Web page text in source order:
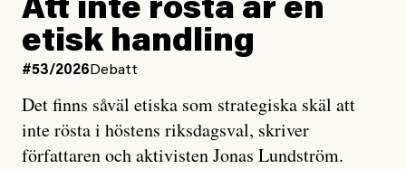
och då ska en efterforska diskret, just för att inte skapa
oro inom rörelsen.
Artikeln undersöker inte, som ETC påstår, ”vad som
är sant, vad som är rykten”, utan den bidrar bara till
ännu mer ryktesspridning. Det finns inte ett enda bevis
Att inte rösta är en
etisk handling
#53/2026 Debatt
Det finns såväl etiska som strategiska skäl att
inte rösta i höstens riksdagsval, skriver
författaren och aktivisten Jonas Lundström.